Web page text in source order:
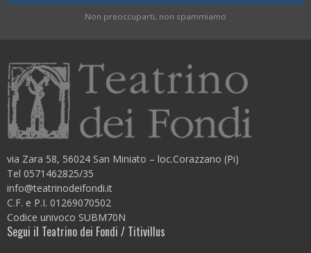
Non preoccuparti, non spammiamo
via Zara 58, 56024 San Miniato – loc.Corazzano (Pi)
Tel 0571462825/35
info@teatrinodeifondi.it
C.F. e P.I. 01269070502
Codice univoco SUBM70N
Segui il Teatrino dei Fondi / Titivillus